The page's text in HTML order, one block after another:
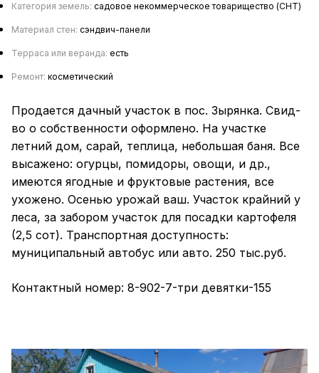
Категория земель: садовое некоммерческое товарищество (СНТ)
Материал стен: сэндвич-панели
Терраса или веранда: есть
Ремонт: косметический
Продается дачный участок в пос. Зырянка. Свид-
во о собственности оформлено. На участке
летний дом, сарай, теплица, небольшая баня. Все
высажено: огурцы, помидоры, овощи, и др.,
имеются ягодные и фруктовые растения, все
ухожено. Осенью урожай ваш. Участок крайний у
леса, за забором участок для посадки картофеля
(2,5 сот). Транспортная доступность:
муниципальный автобус или авто. 250 тыс.руб.
Контактный номер: 8-902-7-три девятки-155